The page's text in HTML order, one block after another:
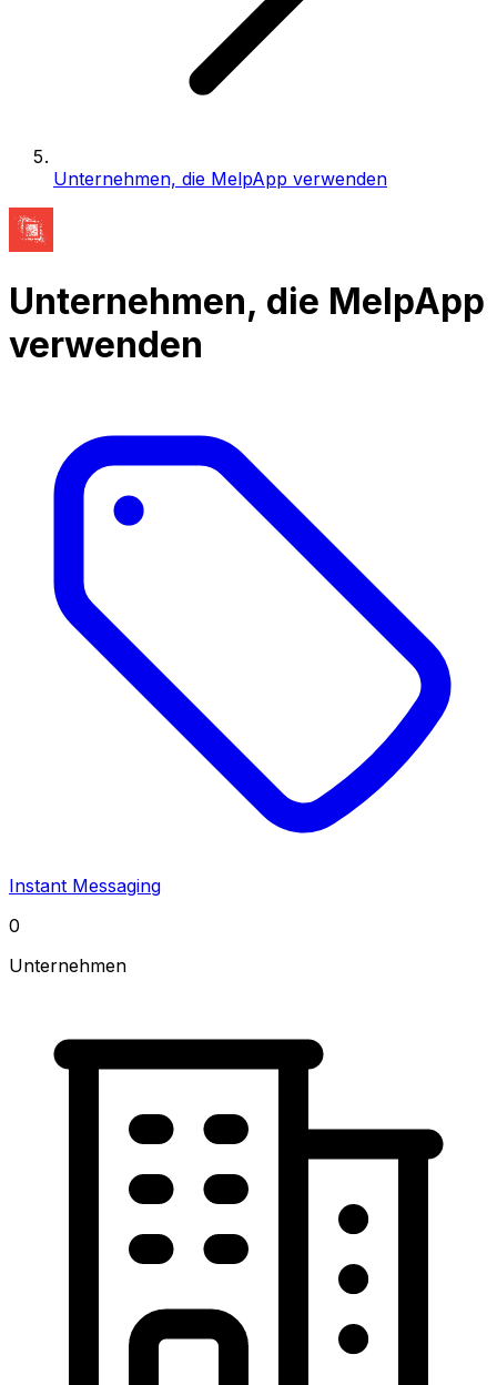
Unternehmen, die MelpApp verwenden
Unternehmen, die MelpApp
verwenden
Instant Messaging
0
Unternehmen